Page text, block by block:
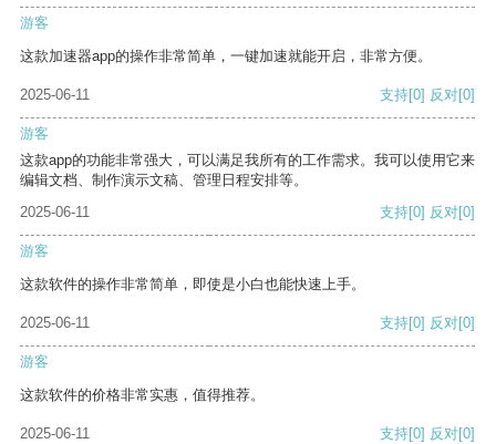
游客
这款加速器app的操作非常简单，一键加速就能开启，非常方便。
2025-06-11 支持[0] 反对[0]
游客
这款app的功能非常强大，可以满足我所有的工作需求。我可以使用它来
编辑文档、制作演示文稿、管理日程安排等。
2025-06-11
支持[0] 反对[0]
游客
这款软件的操作非常简单，即使是小白也能快速上手。
2025-06-11 支持[0] 反对[0]
游客
这款软件的价格非常实惠，值得推荐。
2025-06-11 支持[0] 反对[0]